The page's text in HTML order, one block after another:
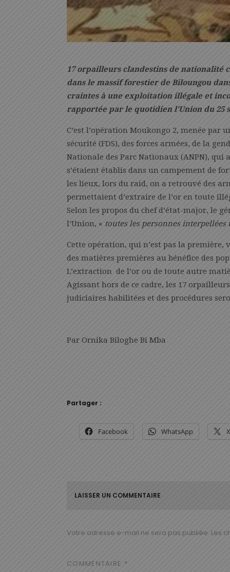
17 orpailleurs clandestins de nationalité
dans le massif forestier de Biloungou
craintes à une exploitation illégale et
rapportée parle quotidien l’Union du 25
C’est l’opération Moukongo 2, menée par
sécurité (FDS), des forces armées, de la
Nationale des Parc Nationaux (ANPN),
s’étaient établis dans un campement de
les lieux, lors du raid, on a retrouvé des
permettaient d’extraire de l’or en toute
Selon les propos du chef d’état-major, le
l’Union, « toutes les personnes
Cette opération, qui n’est pas la
des matières premières au bénéfice des
L’extraction de l’or ou de toute autre
Agissant hors de ce cadre, les 17
judiciaires habilitées et des procédures
Par Ornika Biloghe Bi Mba
Partager :
Facebook WhatsApp X
LAISSER UN COMMENTAIRE
Votre adresse e-mail ne sera pas publiée. Les
COMMENTAIRE *